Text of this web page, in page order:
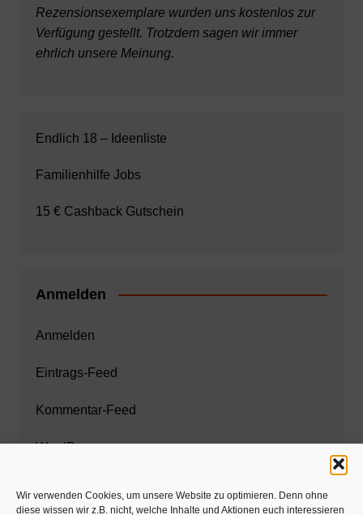
Wir verwenden Cookies, um unsere Website zu optimieren. Denn ohne
diese wissen wir z.B. nicht, welche Inhalte und Aktionen euch interessieren
Rezensionsexemplare wurden uns kostenlos zur
Verfügung gestellt. Trotzdem sagen wir immer
ehrlich unsere Meinung.
Endlich 18 – Ideenliste
Familienhilfe Jobs
15 € Cashback Gutschein
Anmelden
Anmelden
Eintrags-Feed
Kommentar-Feed
WordPress.org